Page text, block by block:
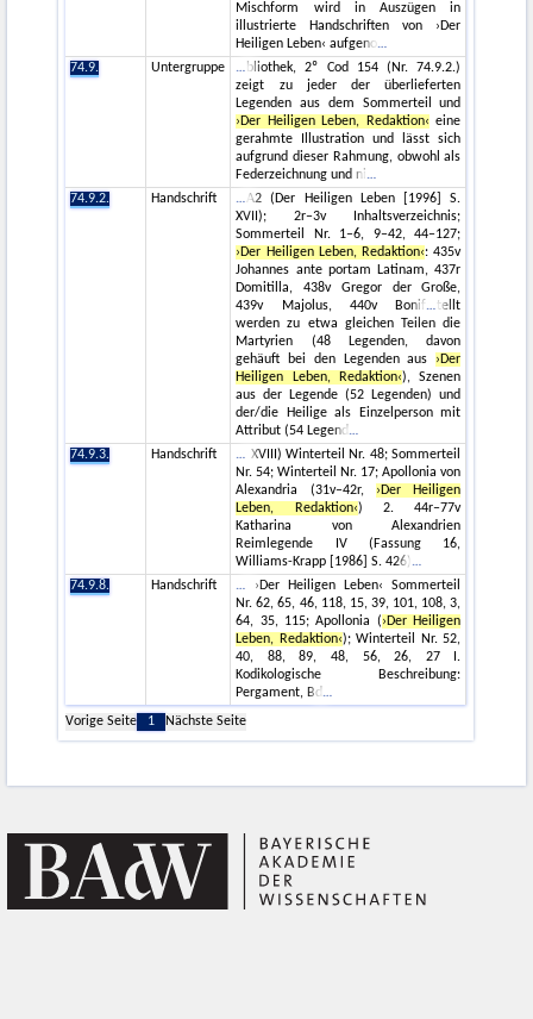
Mischform wird in Auszügen in
illustrierte Handschriften von ›Der
Heiligen Leben‹ aufgeno
74.9.
Untergruppe
bliothek, 2º Cod 154 (Nr. 74.9.2.)
zeigt zu jeder der überlieferten
Legenden aus dem Sommerteil und
›Der Heiligen Leben, Redaktion‹ eine
gerahmte Illustration und lässt sich
aufgrund dieser Rahmung, obwohl als
Federzeichnung und ni
74.9.2.
Handschrift
A2 (Der Heiligen Leben [1996] S.
XVII); 2r–3v Inhaltsverzeichnis;
Sommerteil Nr. 1–6, 9–42, 44–127;
›Der Heiligen Leben, Redaktion‹: 435v
Johannes ante portam Latinam, 437r
Domitilla, 438v Gregor der Große,
439v Majolus, 440v Bonif
tellt
werden zu etwa gleichen Teilen die
Martyrien (48 Legenden, davon
gehäuft bei den Legenden aus ›Der
Heiligen Leben, Redaktion‹), Szenen
aus der Legende (52 Legenden) und
der/die Heilige als Einzelperson mit
Attribut (54 Legend
74.9.3.
Handschrift
XVIII) Winterteil Nr. 48; Sommerteil
Nr. 54; Winterteil Nr. 17; Apollonia von
Alexandria (31v–42r, ›Der Heiligen
Leben, Redaktion‹) 2. 44r–77v
Katharina von Alexandrien
Reimlegende IV (Fassung 16,
Williams-Krapp [1986] S. 426)
74.9.8.
Handschrift
›Der Heiligen Leben‹ Sommerteil
Nr. 62, 65, 46, 118, 15, 39, 101, 108, 3,
64, 35, 115; Apollonia (›Der Heiligen
Leben, Redaktion‹); Winterteil Nr. 52,
40, 88, 89, 48, 56, 26, 27 I.
Kodikologische Beschreibung:
Pergament, Bd
Vorige Seite
1 Nächste Seite